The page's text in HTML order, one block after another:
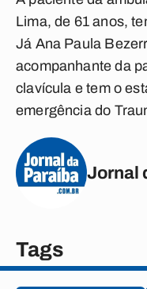
Lima, de 61 anos,
Já Ana Paula
acompanhante da
clavícula e tem o
emergência do
Jornal
Tags